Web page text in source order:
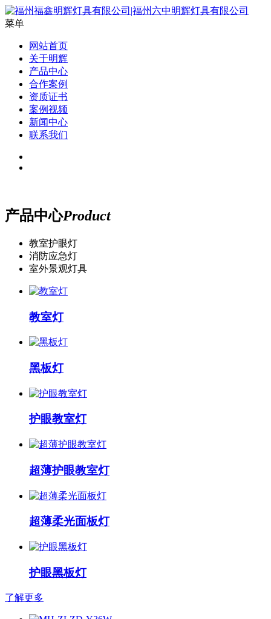
菜单
网站首页
关于明辉
产品中心
合作案例
资质证书
案例视频
新闻中心
联系我们
产品中心Product
教室护眼灯
消防应急灯
室外景观灯具
教室灯
黑板灯
护眼教室灯
超薄护眼教室灯
超薄柔光面板灯
护眼黑板灯
了解更多